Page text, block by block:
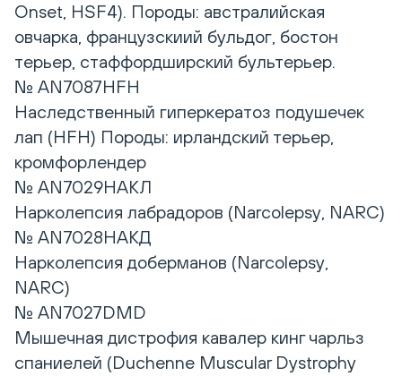
Оnset, HSF4). Породы: австралийская
овчарка, французскиий бульдог, бостон
терьер, стаффордширский бультерьер.
№ AN7087HFH
Наследственный гиперкератоз подушечек
лап (HFH) Породы: ирландский терьер,
кромфорлендер
№ AN7029НАКЛ
Нарколепсия лабрадоров (Narcolepsy, NARC)
№ AN7028HAКД
Нарколепсия доберманов (Narcolepsy,
NARC)
№ AN7027DMD
Мышечная дистрофия кавалер кинг чарльз
спаниелей (Duchenne Muscular Dystrophy